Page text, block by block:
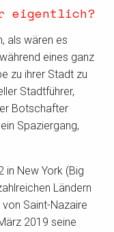
eigentlich?
als wären es
eines ganz
zu ihrer Stadt zu
Stadtführer,
Botschafter
Spaziergang,
in New York (Big
Ländern
Saint-Nazaire
2019 seine